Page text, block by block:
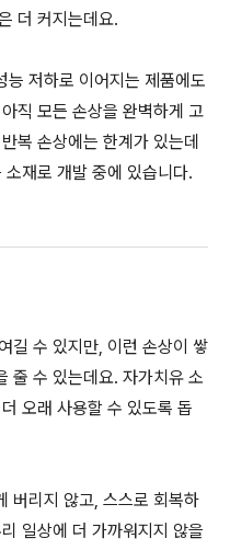
더 커지는데요.
능 저하로 이어지는 제품에도
직 모든 손상을 완벽하게 고
복 손상에는 한계가 있는데
재로 개발 중에 있습니다.
길 수 있지만, 이런 손상이 쌓
줄 수 있는데요. 자가치유 소
오래 사용할 수 있도록 돕
버리지 않고, 스스로 회복하
일상에 더 가까워지지 않을